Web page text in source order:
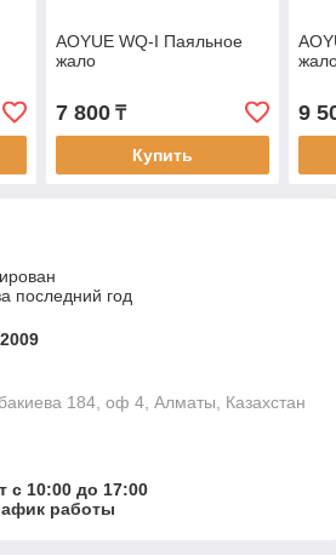
AOYUE WQ-I Паяльное
жало
7 800₸
Купить
9
последний год
184, оф 4, Алматы, Казахстан
с 10:00 до 17:00
работы